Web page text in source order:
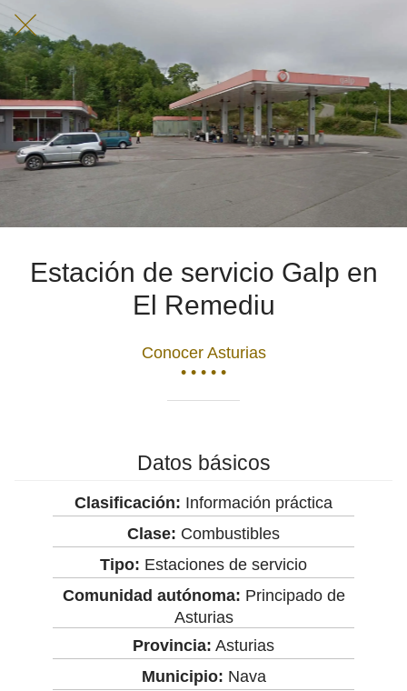
Estación de servicio Galp en
El Remediu
Conocer Asturias
• • • • •
Datos básicos
Clasificación: Información práctica
Clase: Combustibles
Tipo: Estaciones de servicio
Comunidad autónoma: Principado de
Asturias
Provincia: Asturias
Municipio: Nava